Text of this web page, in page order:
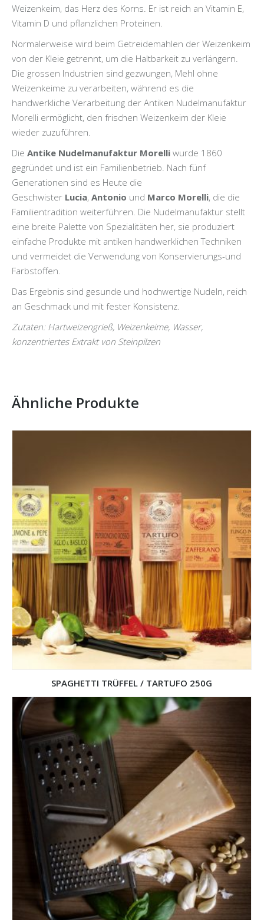
Weizenkeim, das Herz des Korns. Er ist reich an Vitamin E,
Vitamin D und pflanzlichen Proteinen.
Normalerweise wird beim Getreidemahlen der Weizenkeim
von der Kleie getrennt, um die Haltbarkeit zu verlängern.
Die grossen Industrien sind gezwungen, Mehl ohne
Weizenkeime zu verarbeiten, während es die
handwerkliche Verarbeitung der Antiken Nudelmanufaktur
Morelli ermöglicht, den frischen Weizenkeim der Kleie
wieder zuzuführen.
Die Antike Nudelmanufaktur Morelli wurde 1860
gegründet und ist ein Familienbetrieb. Nach fünf
Generationen sind es Heute die
Geschwister Lucia, Antonio und Marco Morelli, die die
Familientradition weiterführen. Die Nudelmanufaktur stellt
eine breite Palette von Spezialitäten her, sie produziert
einfache Produkte mit antiken handwerklichen Techniken
und vermeidet die Verwendung von Konservierungs-und
Farbstoffen.
Das Ergebnis sind gesunde und hochwertige Nudeln, reich
an Geschmack und mit fester Konsistenz.
Zutaten: Hartweizengrieß, Weizenkeime, Wasser,
konzentriertes Extrakt von Steinpilzen
Ähnliche Produkte
SPAGHETTI TRÜFFEL / TARTUFO 250G